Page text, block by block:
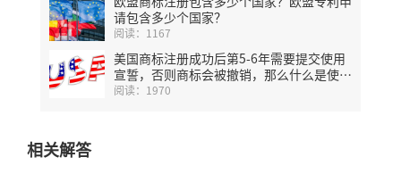
请包含多少个国家？
阅读：1167
美国商标注册成功后第5-6年需要提交使用
宣誓，否则商标会被撤销，那么什么是使用
宣誓？
阅读：1970
相关解答